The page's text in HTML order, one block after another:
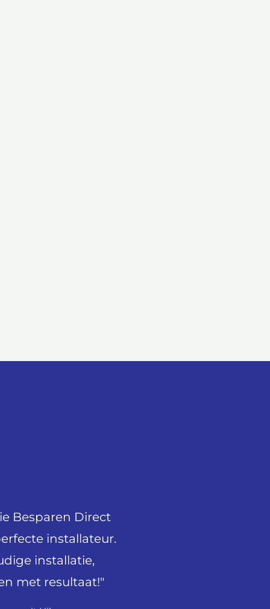
Besparen Direct
installateur.
installatie,
met resultaat!"